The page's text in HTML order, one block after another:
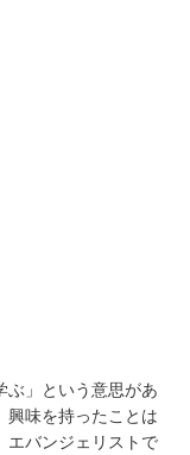
ぶ」という意思があ
興味を持ったことは
エバンジェリストで